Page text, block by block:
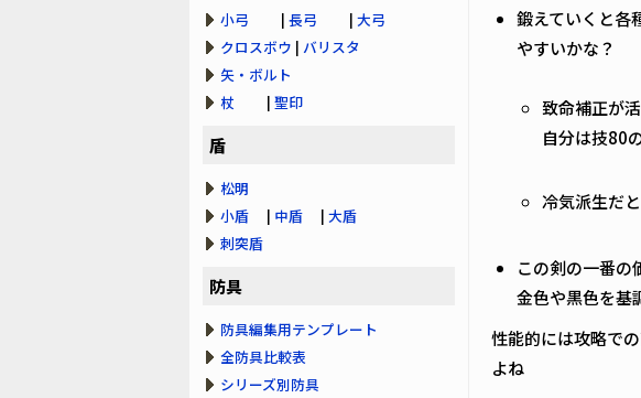
鍛えていくと各
やすいかな？
致命補正が
自分は技80
冷気派生だ
この剣の一番の
金色や黒色を基
性能的には攻略で
よね
小弓 | 長弓 | 大弓
クロスボウ | バリスタ
矢・ボルト
杖 | 聖印
盾
松明
小盾 | 中盾 | 大盾
刺突盾
防具
防具編集用テンプレート
全防具比較表
シリーズ別防具